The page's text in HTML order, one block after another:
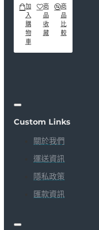
加
入
購
物
車
商
品
收
藏
商
品
比
較
Custom Links
關於我們
運送資訊
隱私政策
匯款資訊